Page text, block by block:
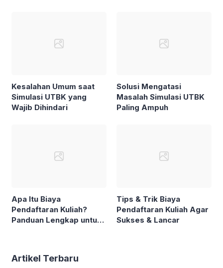
Kesalahan Umum saat
Simulasi UTBK yang
Wajib Dihindari
Solusi Mengatasi
Masalah Simulasi UTBK
Paling Ampuh
Apa Itu Biaya
Pendaftaran Kuliah?
Panduan Lengkap untuk
Tips & Trik Biaya
Pendaftaran Kuliah Agar
Sukses & Lancar
Artikel Terbaru